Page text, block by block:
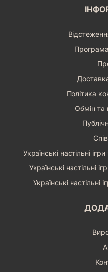
Програма
Політика
Обмін та
Українські настільні
Українські настільні
Українські настільні